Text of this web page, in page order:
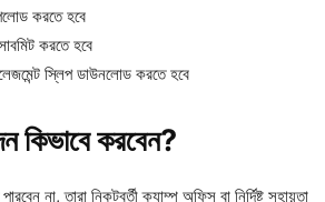
করতে হবে
করতে হবে
স্লিপ ডাউনলোড করতে হবে
কিভাবে করবেন?
না, তারা নিকটবর্তী ক্যাম্প অফিস বা নির্দিষ্ট সহায়তা